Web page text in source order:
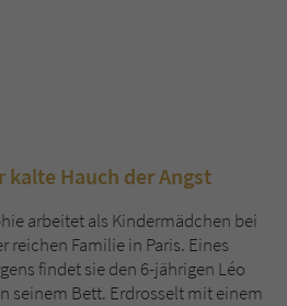
kalte Hauch der Angst
arbeitet als Kindermädchen bei
reichen Familie in Paris. Eines
findet sie den 6-jährigen Léo
seinem Bett. Erdrosselt mit einem